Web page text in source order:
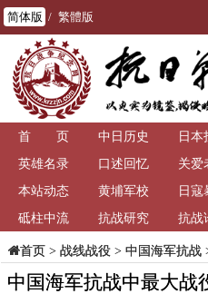
简体版 / 繁體版
首 页 中日历史 日本
英雄名录
口述回忆 关爱
本站动态
黄埔军校 日寇
砥柱中流
抗战研究 抗战
首页> 战线战役> 中国海军抗战
中国海军抗战中最大战